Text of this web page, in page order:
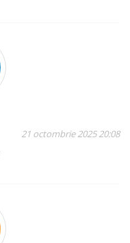
21 octombrie 2025 20:08